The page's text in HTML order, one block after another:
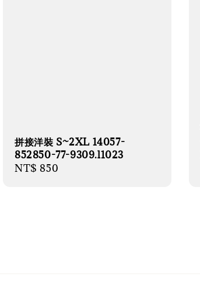
拼接洋裝 S~2XL 14057-
852850-77-9309.l1023
Regular
NT$ 850